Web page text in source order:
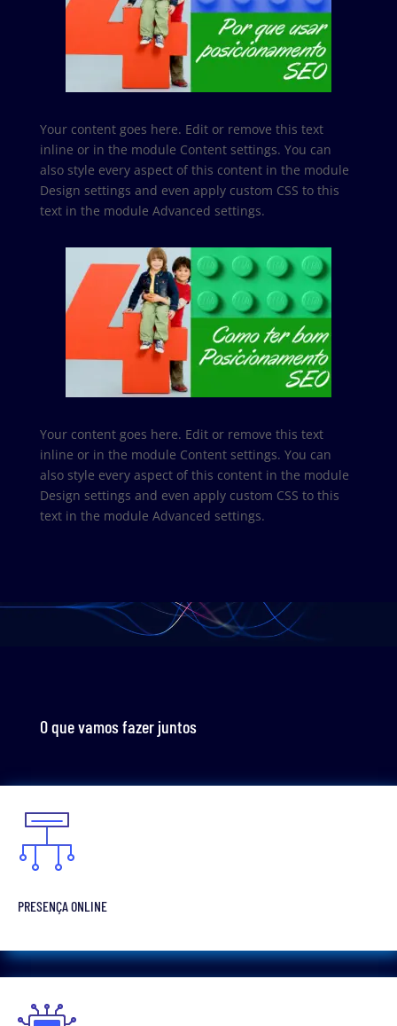
Your content goes here. Edit or remove this text
inline or in the module Content settings. You can
also style every aspect of this content in the module
Design settings and even apply custom CSS to this
text in the module Advanced settings.
Your content goes here. Edit or remove this text
inline or in the module Content settings. You can
also style every aspect of this content in the module
Design settings and even apply custom CSS to this
text in the module Advanced settings.
O que vamos fazer juntos
PRESENÇA ONLINE